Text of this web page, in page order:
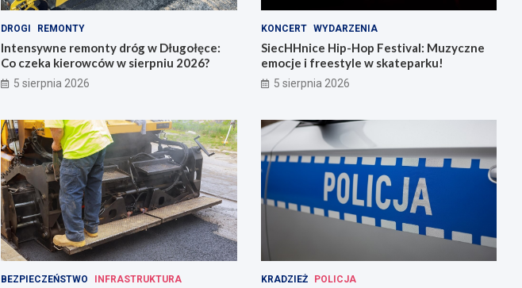
DROGI REMONTY
Intensywne remonty dróg w Długołęce:
Co czeka kierowców w sierpniu 2026?
5 sierpnia 2026
KONCERT WYDARZENIA
SiecHHnice Hip-Hop Festival: Muzyczne
emocje i freestyle w skateparku!
5 sierpnia 2026
BEZPIECZEŃSTWO
INFRASTRUKTURA
KRADZIEŻ POLICJA